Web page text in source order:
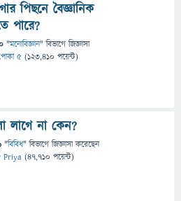
পিছনে বৈজ্ঞানিক
পারে?
"মনোবিজ্ঞান" বিভাগে জিজ্ঞাসা
৫ (123,410 পয়েন্ট)
লাগে না কেন?
"বিবিধ" বিভাগে জিজ্ঞাসাকরেছেন
Priya (47,710 পয়েন্ট)